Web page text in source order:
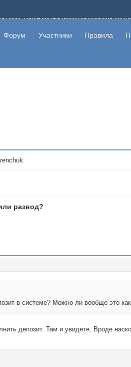
на дому с высоким доходом
другие пользователи не попались на
ссылками и первая прибыль не заставит
Форум Участники Правила
развод?
в системе? Можно ли вообще это
депозит. Там и увидете. Вроде